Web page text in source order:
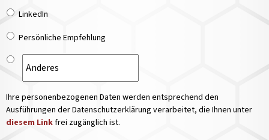
LinkedIn
Persönliche Empfehlung
Ihre personenbezogenen Daten werden entsprechend den
Ausführungen der Datenschutzerklärung verarbeitet, die Ihnen unter
diesem Linkfrei zugänglich ist.